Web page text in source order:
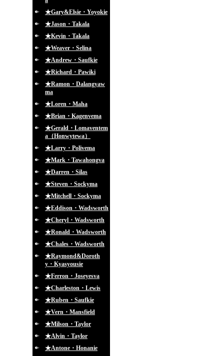
★Gary&Elsie・Yoyokie
★Jason・Takala
★Kevin・Takala
★Weaver・Selina
★Andrew・Saufkie
★Richard・Pawiki
★Ramon・Dalangyaw
ma
★Loren・Maha
★Brian・Kagenvema
★Gerald・Lomaventem
a（Honwytewa）
★Larry・Polivema
★Mark・Tawahongva
★Darren・Silas
★Steven・Sockyma
★Mitchell・Sockyma
★Eddison・Wadsworth
★Cheryl・Wadsworth
★Ronald・Wadsworth
★Chales・Wadsworth
★Raymond&Doroth
y・Kyasyousie
★Ferron・Joseyesva
★Charleston・Lewis
★Ruben・Saufkie
★Vern・Mansfield
★Milson・Taylor
★Alvin・Taylor
★Antone・Honanie